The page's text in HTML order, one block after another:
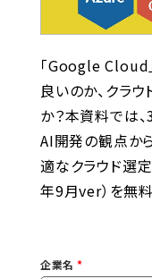
「Google Cloud
良いのか、クラ
か？本資料では
AI開発の観点か
適なクラウド選
年9月ver）を無
企業名